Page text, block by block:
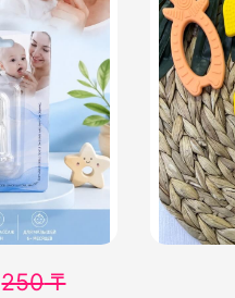
250₸